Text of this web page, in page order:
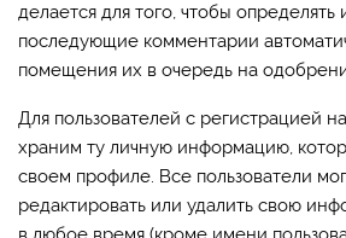
делается для того, чтобы определять
последующие комментарии
помещения их в очередь на
Для пользователей с регистрацией
храним ту личную информацию,
своем профиле. Все пользователи
редактировать или удалить свою